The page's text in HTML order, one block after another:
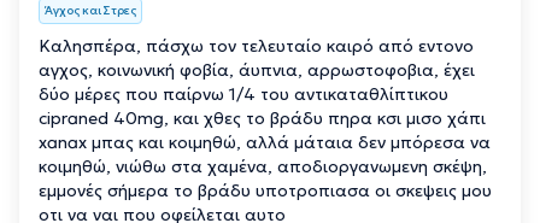
Άγχος και Στρες
Καλησπέρα, πάσχω τον τελευταίο καιρό από εντονο
αγχος, κοινωνική φοβία, άυπνια, αρρωστοφοβια, έχει
δύο μέρες που παίρνω 1/4 του αντικαταθλίπτικου
cipraned 40mg, και χθες το βράδυ πηρα κσι μισο χάπι
xanax μπας και κοιμηθώ, αλλά μάταια δεν μπόρεσα να
κοιμηθώ, νιώθω στα χαμένα, αποδιοργανωμενη σκέψη,
εμμονές σήμερα το βράδυ υποτροπιασα οι σκεψεις μου
οτι να ναι που οφείλεται αυτο